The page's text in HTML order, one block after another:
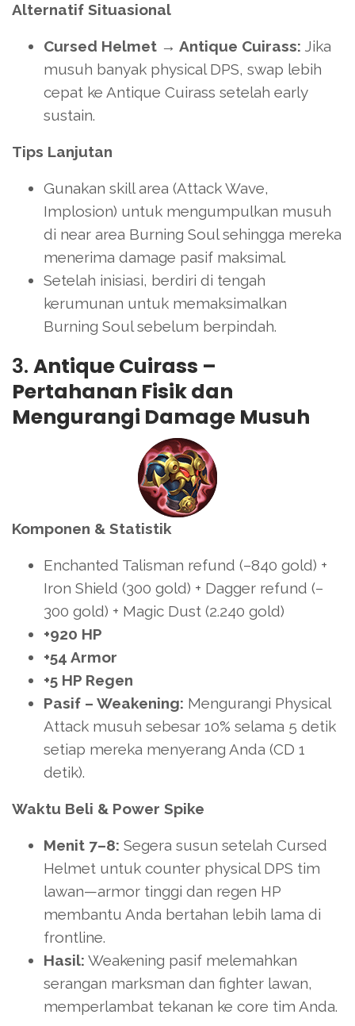
Alternatif Situasional
Cursed Helmet → Antique Cuirass: Jika
musuh banyak physical DPS, swap lebih
cepat ke Antique Cuirass setelah early
sustain.
Tips Lanjutan
Gunakan skill area (Attack Wave,
Implosion) untuk mengumpulkan musuh
di near area Burning Soul sehingga mereka
menerima damage pasif maksimal.
Setelah inisiasi, berdiri di tengah
kerumunan untuk memaksimalkan
Burning Soul sebelum berpindah.
3. Antique Cuirass –
Pertahanan Fisik dan
Mengurangi Damage Musuh
Komponen & Statistik
Enchanted Talisman refund (–840 gold) +
Iron Shield (300 gold) + Dagger refund (–
300 gold) + Magic Dust (2.240 gold)
+920 HP
+54 Armor
+5 HP Regen
Pasif – Weakening: Mengurangi Physical
Attack musuh sebesar 10% selama 5 detik
setiap mereka menyerang Anda (CD 1
detik).
Waktu Beli & Power Spike
Menit 7–8: Segera susun setelah Cursed
Helmet untuk counter physical DPS tim
lawan—armor tinggi dan regen HP
membantu Anda bertahan lebih lama di
frontline.
Hasil: Weakening pasif melemahkan
serangan marksman dan fighter lawan,
memperlambat tekanan ke core tim Anda.